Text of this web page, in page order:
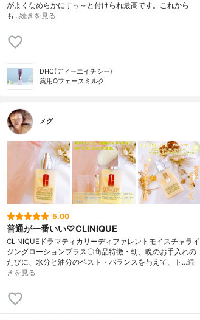
がよくなめらかにすぅ～と付けられ最高です。これから
も…続きを見る
DHC(ディーエイチシー)
薬用Qフェースミルク
メグ
5.00
普通が一番いい♡CLINIQUE
CLINIQUEドラマティカリーディファレントモイスチャライ
ジングローションプラス〇商品特徴・朝、晩のお手入れの
たびに、水分と油分のベスト・バランスを与えて、ト…続
きを見る